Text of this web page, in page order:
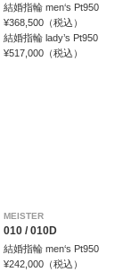
結婚指輪 men‘s Pt950
¥368,500（税込）
結婚指輪 lady’s Pt950
¥517,000（税込）
MEISTER
010 / 010D
結婚指輪 men‘s Pt950
¥242,000（税込）